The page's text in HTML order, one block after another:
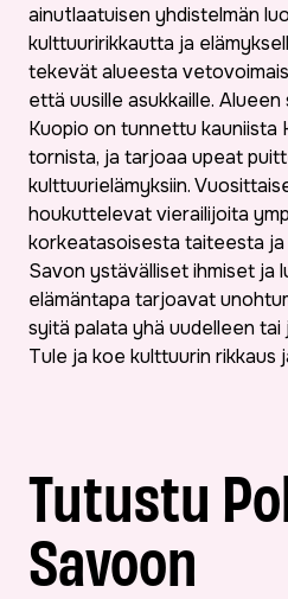
ainutlaatuisen yhdistelmän
kulttuuririkkautta ja
tekevät alueesta
että uusille asukkaille.
Kuopio on tunnettu kauniista
tornista, ja tarjoaa upeat
kulttuurielämyksiin.
houkuttelevat vierailijoita
korkeatasoisesta taiteesta
Savon ystävälliset ihmiset ja
elämäntapa tarjoavat
syitä palata yhä uudelleen
Tule ja koe kulttuurin rikkaus
Tutustu
Savoon